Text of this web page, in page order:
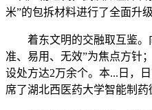
米”的包拆材料进行了全面升级
着东文明的交融取互鉴。
准、易用、无效”为焦点方针
设处方达2万余个。本...日，
席了湖北西医药大学智能制药